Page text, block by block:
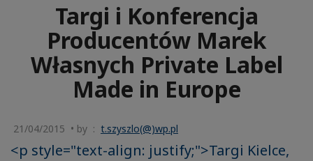
Targi i Konferencja
Producentów Marek
Własnych Private Label
Made in Europe
21/04/2015 • by : t.szyszlo(@)wp.pl
<p style="text-align: justify;">Targi Kielce,